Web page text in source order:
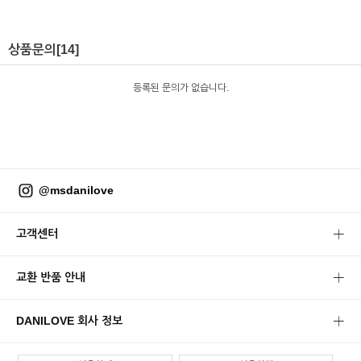
상품문의 [14]
등록된 문의가 없습니다.
@msdanilove
고객센터
교환 반품 안내
DANILOVE 회사 정보